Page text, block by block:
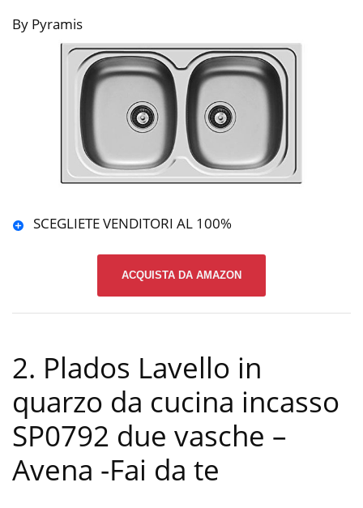
By Pyramis
SCEGLIETE VENDITORI AL 100%
ACQUISTA DA AMAZON
2. Plados Lavello in
quarzo da cucina incasso
SP0792 due vasche –
Avena -Fai da te